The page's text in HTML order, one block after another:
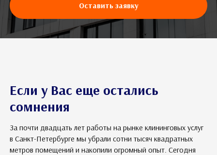
Оставить заявку
Если у Вас еще остались
сомнения
За почти двадцать лет работы на рынке клининговых услуг
в Санкт-Петербурге мы убрали сотни тысяч квадратных
метров помещений и накопили огромный опыт. Сегодня